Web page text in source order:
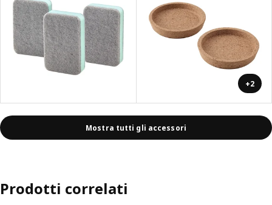
+2
Mostra tutti gli accessori
Prodotti correlati